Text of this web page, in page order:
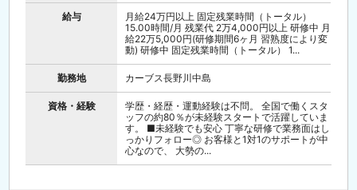
給与
月給24万円以上 固定残業時間（トータル）
15.00時間/月 残業代 2万4,000円以上 研修中 月
給22万5,000円(研修期間6ヶ月 習熟度により変
動) 研修中 固定残業時間（トータル） 1...
勤務地 カーブス長野川中島
資格・経験
学歴・経歴・運動経験は不問。 全国で働くスタ
ッフの約80％が未経験スタートで活躍していま
す。 ■未経験でも安心 丁寧な研修で業務面はし
っかりフォロー◎ お客様と1対1のサポートが中
心なので、 大勢の...